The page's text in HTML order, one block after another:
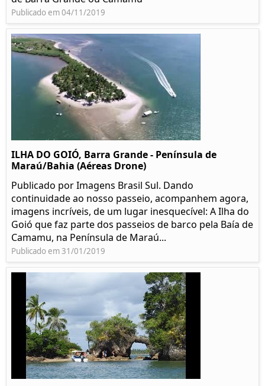
Publicado em 04/11/2019
ILHA DO GOIÓ, Barra Grande - Península de
Maraú/Bahia (Aéreas Drone)
Publicado por Imagens Brasil Sul. Dando
continuidade ao nosso passeio, acompanhem agora,
imagens incríveis, de um lugar inesquecível: A Ilha do
Goió que faz parte dos passeios de barco pela Baía de
Camamu, na Península de Maraú...
Publicado em 31/01/2019